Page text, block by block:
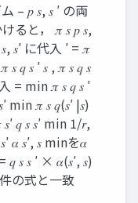
– 𝑝 𝑠, 𝑠 ′ の両
ると， 𝜋 𝑠 𝑝 𝑠,
𝑠, 𝑠′ に代入 ′ = 𝜋
𝑞 𝑠 ′ 𝑠 , 𝜋 𝑠 𝑞 𝑠
= min 𝜋 𝑠 𝑞 𝑠 ′
min 𝜋 𝑠 𝑞(𝑠′ |𝑠)
𝑞 𝑠 𝑠′ min 1/𝑟,
𝛼 𝑠′, 𝑠 minを𝛼
𝑞 𝑠 𝑠 ′ × 𝛼(𝑠′, 𝑠)
の式と一致